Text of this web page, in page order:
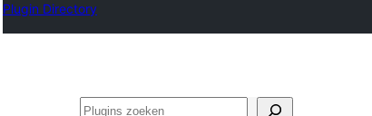
Plugin Directory
Zoeken